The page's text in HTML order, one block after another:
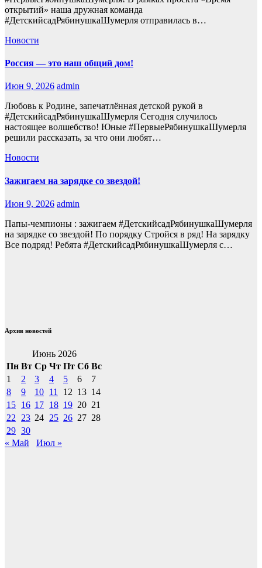
открытий» наша дружная команда
#ДетскийсадРябинушкаШумерля отправилась в…
Новости
Россия — это наш общий дом!
Июн 9, 2026 admin
Любовь к Родине, запечатлённая детской рукой в
#ДетскийсадРябинушкаШумерля Сегодня случилось
настоящее волшебство! Юные #ПервыеРябинушкаШумерля
решили рассказать, за что они любят…
Новости
Зажигаем на зарядке со звездой!
Июн 9, 2026 admin
Папы-чемпионы : зажигаем #ДетскийсадРябинушкаШумерля
на зарядке со звездой! По порядку Стройся в ряд! На зарядку
Все подряд! Ребята #ДетскийсадРябинушкаШумерля с…
Архив новостей
Июнь 2026
Пн Вт Ср Чт Пт Сб Вс
1
2 3 4 5 6
7
8
9 10 11 12 13 14
15 16 17 18 19 20 21
22
23 24 25 26 27 28
29 30
« Май
Июл »